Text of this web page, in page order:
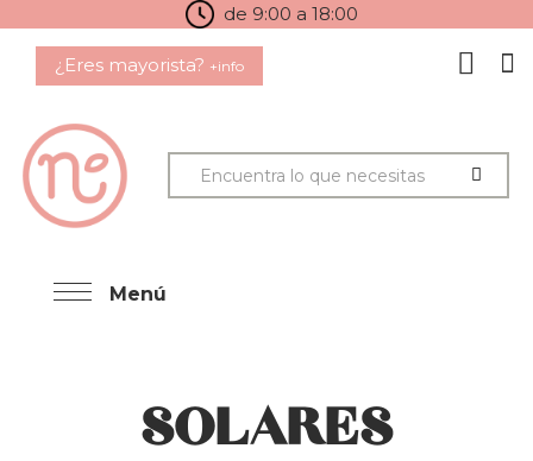
de 9:00 a 18:00
¿Eres mayorista? +info
Menú
SOLARES